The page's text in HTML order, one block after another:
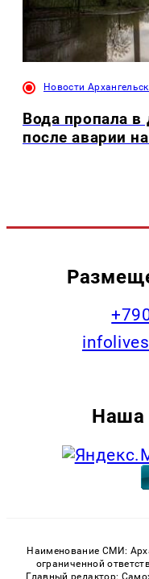
Новости
Вода пропала в
после аварии
Наша
Наименование СМИ:
ограниченной
Главный редактор: